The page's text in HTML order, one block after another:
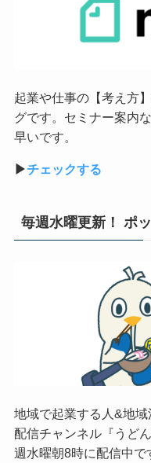
起業や仕事の【考え方
グです。セミナー案内
早いです。
▶︎チェックする
毎週水曜更新！ ポ
地域で起業する人&地
配信チャンネル『うど
週水曜朝8時に配信中で